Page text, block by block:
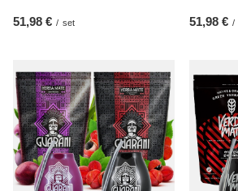
51,98 € / set 51,98 € /